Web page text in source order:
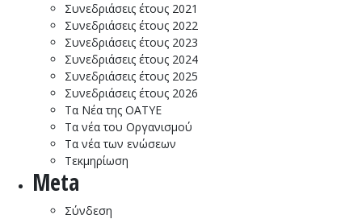
Συνεδριάσεις έτους 2021
Συνεδριάσεις έτους 2022
Συνεδριάσεις έτους 2023
Συνεδριάσεις έτους 2024
Συνεδριάσεις έτους 2025
Συνεδριάσεις έτους 2026
Τα Νέα της ΟΑΤΥΕ
Τα νέα του Οργανισμού
Τα νέα των ενώσεων
Τεκμηρίωση
Meta
Σύνδεση